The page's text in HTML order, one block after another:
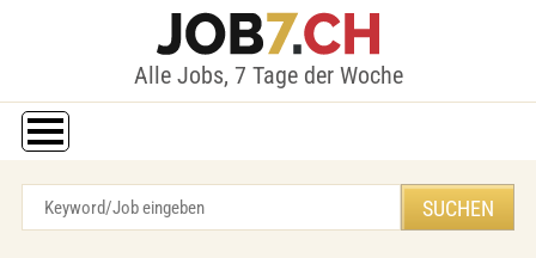
Alle Jobs, 7 Tage der Woche